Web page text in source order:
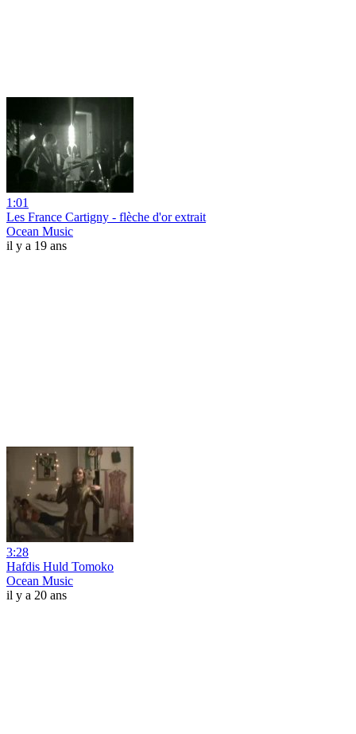
1:01
Les France Cartigny - flèche d'or extrait
Ocean Music
il y a 19 ans
3:28
Hafdis Huld Tomoko
Ocean Music
il y a 20 ans